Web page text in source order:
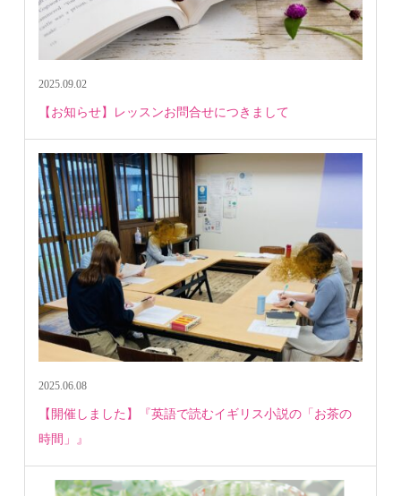
2025.09.02
【お知らせ】レッスンお問合せにつきまして
2025.06.08
【開催しました】『英語で読むイギリス小説の「お茶の
時間」』